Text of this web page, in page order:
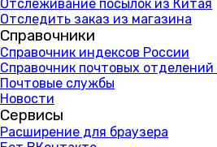
Отслеживание посылок из Китая
Отследить заказ из магазина
Справочники
Справочник индексов России
Справочник почтовых отделений
Почтовые службы
Новости
Сервисы
Расширение для браузера